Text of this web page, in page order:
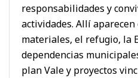
responsabilidades y
actividades. Allí
materiales, el refugio, la
dependencias
plan Vale y proyectos